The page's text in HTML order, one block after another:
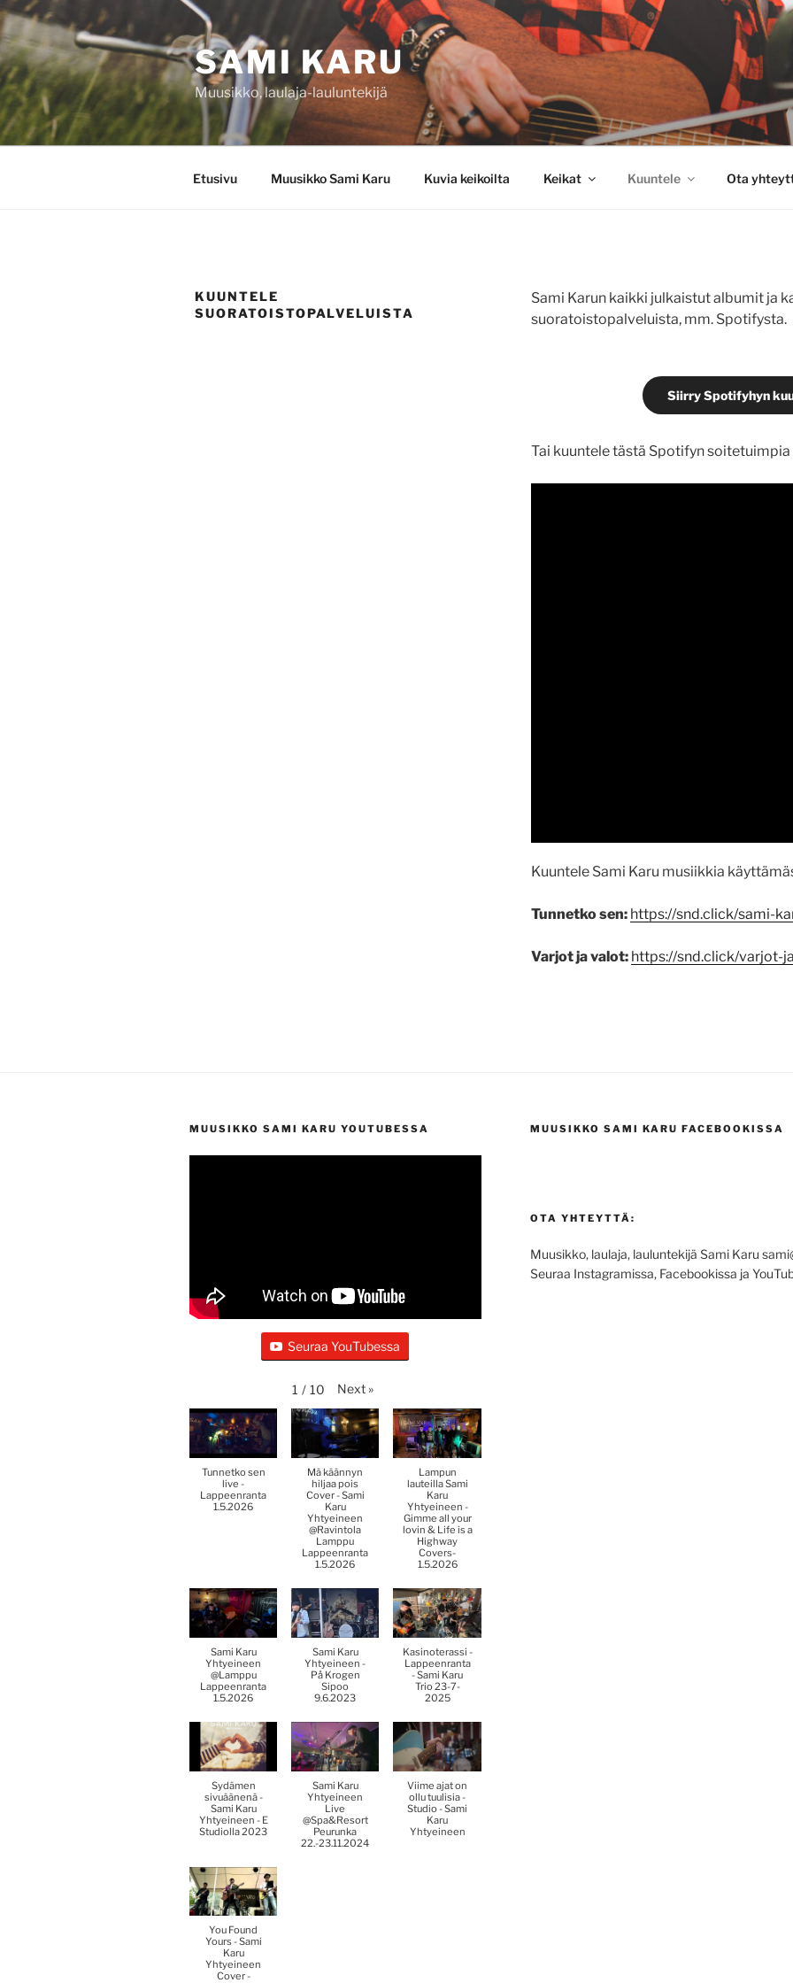
Siirry
sisältöön
SAMI KARU
Muusikko, laulaja-lauluntekijä
Etusivu Muusikko Sami Karu Kuvia keikoilta Keikat Kuuntele Ota
KUUNTELE
SUORATOISTOPALVELUISTA
Sami Karun kaikki julkaistut albumit ja
suoratoistopalveluista, mm. Spotifysta.
Siirry Spotifyhyn
Tai kuuntele tästä Spotifyn
Kuuntele Sami Karu musiikkia
Tunnetko sen: https://snd.click/sami-
Varjot ja valot: https://snd.click/varjot-
MUUSIKKO SAMI KARU YOUTUBESSA
Seuraa YouTubessa
1 / 10 Next »
Tunnetko sen
live -
Lappeenranta
1.5.2026
Mä käännyn
hiljaa pois
Cover - Sami
Karu
Yhtyeineen
@Ravintola
Lamppu
Lappeenranta
1.5.2026
Lampun
lauteilla Sami
Karu
Yhtyeineen -
Gimme all your
lovin & Life is a
Highway
Covers-
1.5.2026
Sami Karu
Yhtyeineen
@Lamppu
Lappeenranta
1.5.2026
Sami Karu
Yhtyeineen -
På Krogen
Sipoo
9.6.2023
Kasinoterassi -
Lappeenranta
- Sami Karu
Trio 23-7-
2025
Sydämen
sivuäänenä -
Sami Karu
Yhtyeineen - E
Studiolla 2023
Sami Karu
Yhtyeineen
Live
@Spa&Resort
Peurunka
22.-23.11.2024
Viime ajat on
ollu tuulisia -
Studio - Sami
Karu
Yhtyeineen
You Found
Yours - Sami
Karu
Yhtyeineen
Cover -
MUUSIKKO SAMI KARU FACEBOOKISSA
OTA YHTEYTTÄ:
Muusikko, laulaja, lauluntekijä Sami Karu
Seuraa Instagramissa, Facebookissa ja